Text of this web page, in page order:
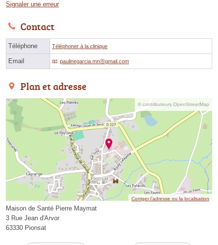
Signaler une erreur
Contact
Téléphone Téléphoner à la clinique
Email paulinegarcia.mnⓐgmail.com
Plan et adresse
© contributeurs OpenStreetMap
Corriger l’adresse ou la localisation
Maison de Santé Pierre Maymat
3 Rue Jean d'Arvor
63330 Pionsat